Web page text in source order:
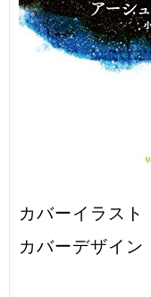
カバーイラスト
カバーデザイン